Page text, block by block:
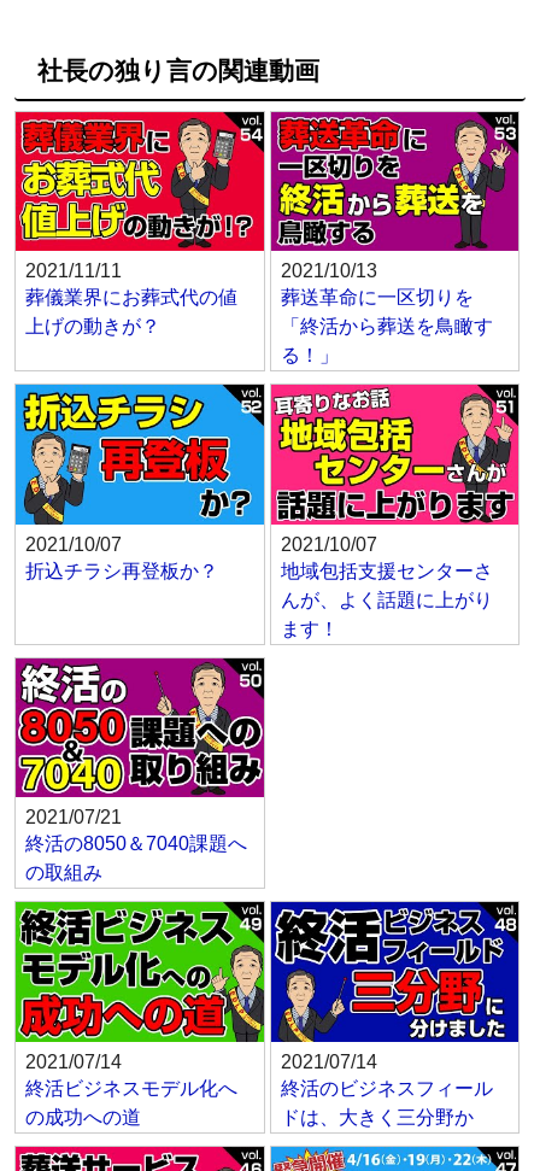
社長の独り言の関連動画
2021/11/11
葬儀業界にお葬式代の値
上げの動きが？
2021/10/13
葬送革命に一区切りを
「終活から葬送を鳥瞰す
る！」
2021/10/07
折込チラシ再登板か？
2021/10/07
地域包括支援センターさ
んが、よく話題に上がり
ます！
2021/07/21
終活の8050＆7040課題へ
の取組み
2021/07/14
終活ビジネスモデル化へ
の成功への道
2021/07/14
終活のビジネスフィール
ドは、大きく三分野か